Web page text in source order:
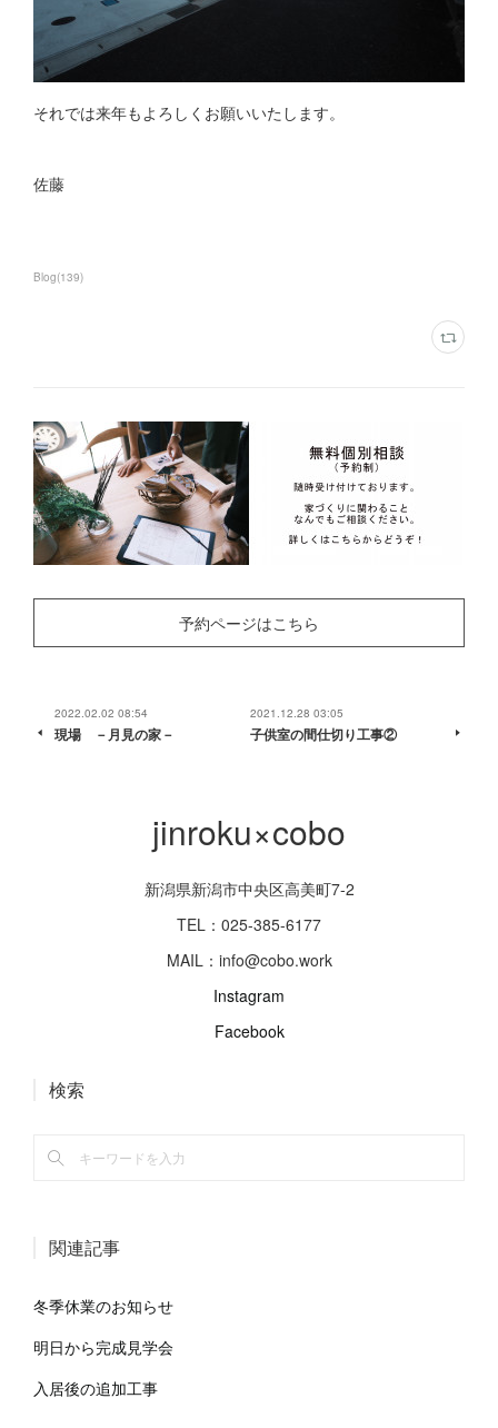
それでは来年もよろしくお願いいたします。
佐藤
Blog(139)
予約ページはこちら
2022.02.02 08:54
現場 －月見の家－
2021.12.28 03:05
子供室の間仕切り工事②
jinroku×cobo
新潟県新潟市中央区高美町7-2
TEL：025-385-6177
MAIL：info@cobo.work
Instagram
Facebook
検索
関連記事
冬季休業のお知らせ
明日から完成見学会
入居後の追加工事